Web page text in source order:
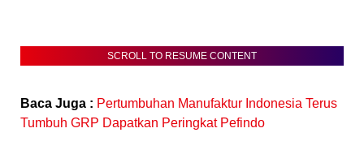
SCROLL TO RESUME CONTENT
Baca Juga : Pertumbuhan Manufaktur Indonesia Terus
Tumbuh GRP Dapatkan Peringkat Pefindo